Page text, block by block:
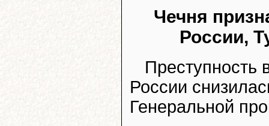
Чечня
России,
Преступность
России
Генеральной